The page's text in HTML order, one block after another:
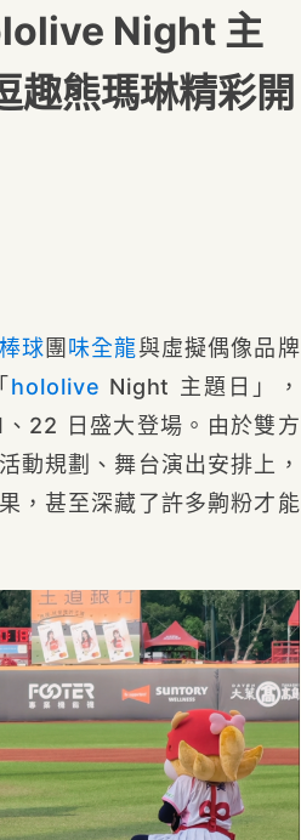
Night 主
熊瑪琳精彩開
棒球團 味全龍與虛擬偶像品牌
hololive Night 主題日」，
22 日盛大登場。由於雙方
動規劃、舞台演出安排上，
，甚至深藏了許多齁粉才能